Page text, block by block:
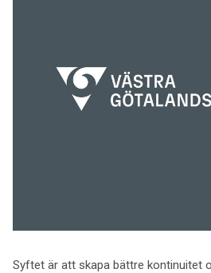
Syftet är att skapa bättre kontinuitet